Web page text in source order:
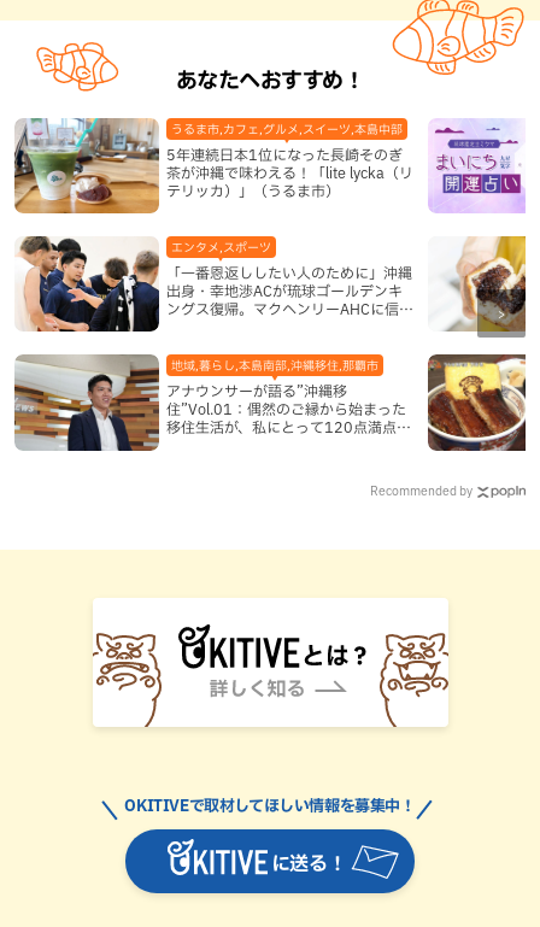
あなたへおすすめ！
5年連続日本1位になった長崎そのぎ
茶が沖縄で味わえる！「lite lycka（リ
テリッカ）」（うるま市）
うるま市,カフェ,グルメ,スイーツ,本島中部
「一番恩返ししたい人のために」沖縄
出身・幸地渉ACが琉球ゴールデンキ
ングス復帰。マクヘンリーAHCに信頼
エンタメ,スポーツ
アナウンサーが語る”沖縄移
住”Vol.01：偶然のご縁から始まった
移住生活が、私にとって120点満点に
地域,暮らし,本島南部,沖縄移住,那覇市
Recommended by
に送る！
OKITIVEで取材してほしい情報を募集中！